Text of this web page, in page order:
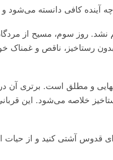
آینده کافی دانسته
روز سوم، مسیح از
ناقص و غمناک
و مطلق است. برتری آن
خلاصه می‌‌شود. این
قدوس آشتی کنید و از